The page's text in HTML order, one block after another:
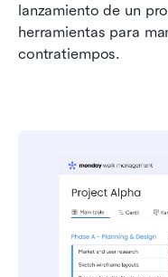
lanzamiento de un
herramientas para
contratiempos.